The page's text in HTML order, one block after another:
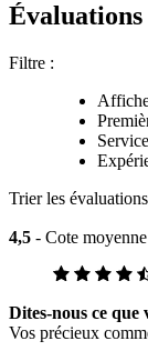
Évaluations
Filtre :
Trier les
4,5 - Cote
Dites-nous ce que
Vos précieux